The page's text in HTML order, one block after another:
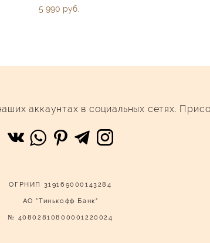
5 990 pуб.
аккаунтах в социальных сетях.
ОГРНИП 319169000143284
АО "Тинькофф Банк"
№ 40802810800001220024